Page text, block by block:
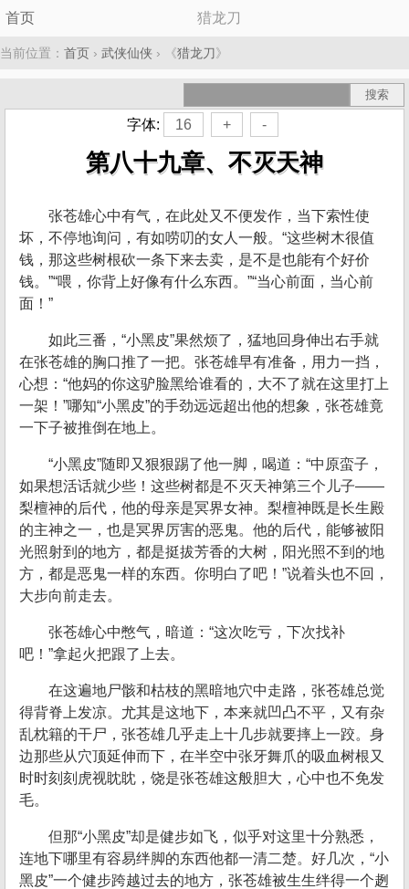
首页 猎龙刀
当前位置： 首页 › 武侠仙侠 › 《猎龙刀》
字体: 16 + -
第八十九章、不灭天神
张苍雄心中有气，在此处又不便发作，当下索性使
坏，不停地询问，有如唠叨的女人一般。“这些树木很值
钱，那这些树根砍一条下来去卖，是不是也能有个好价
钱。”“喂，你背上好像有什么东西。”“当心前面，当心前
面！”
如此三番，“小黑皮”果然烦了，猛地回身伸出右手就
在张苍雄的胸口推了一把。张苍雄早有准备，用力一挡，
心想：“他妈的你这驴脸黑给谁看的，大不了就在这里打上
一架！”哪知“小黑皮”的手劲远远超出他的想象，张苍雄竟
一下子被推倒在地上。
“小黑皮”随即又狠狠踢了他一脚，喝道：“中原蛮子，
如果想活话就少些！这些树都是不灭天神第三个儿子——
梨檀神的后代，他的母亲是冥界女神。梨檀神既是长生殿
的主神之一，也是冥界厉害的恶鬼。他的后代，能够被阳
光照射到的地方，都是挺拔芳香的大树，阳光照不到的地
方，都是恶鬼一样的东西。你明白了吧！”说着头也不回，
大步向前走去。
张苍雄心中憋气，暗道：“这次吃亏，下次找补
吧！”拿起火把跟了上去。
在这遍地尸骸和枯枝的黑暗地穴中走路，张苍雄总觉
得背脊上发凉。尤其是这地下，本来就凹凸不平，又有杂
乱枕籍的干尸，张苍雄几乎走上十几步就要摔上一跤。身
边那些从穴顶延伸而下，在半空中张牙舞爪的吸血树根又
时时刻刻虎视眈眈，饶是张苍雄这般胆大，心中也不免发
毛。
但那“小黑皮”却是健步如飞，似乎对这里十分熟悉，
连地下哪里有容易绊脚的东西他都一清二楚。好几次，“小
黑皮”一个健步跨越过去的地方，张苍雄被生生绊得一个趔